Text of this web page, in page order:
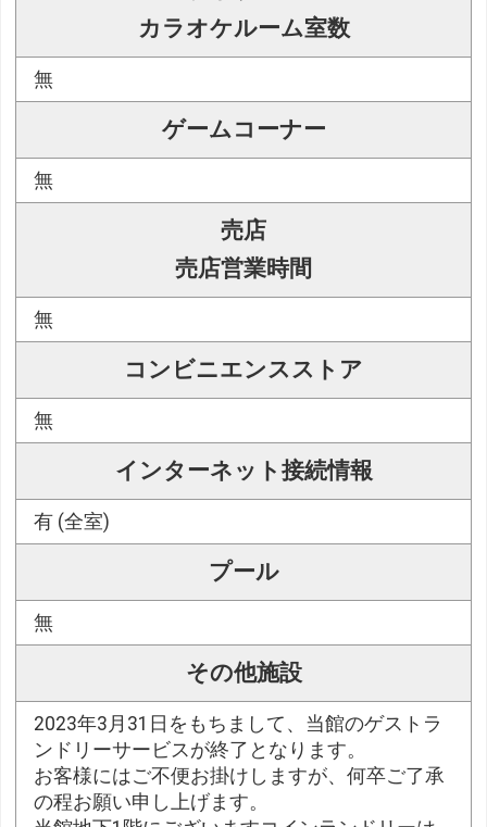
カラオケルーム室数
無
ゲームコーナー
無
売店
売店営業時間
無
コンビニエンスストア
無
インターネット接続情報
有 (全室)
プール
無
その他施設
2023年3月31日をもちまして、当館のゲストラ
ンドリーサービスが終了となります。
お客様にはご不便お掛けしますが、何卒ご了承
の程お願い申し上げます。